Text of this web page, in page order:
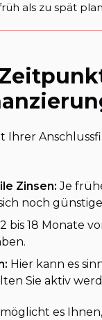
als zu spät
Ihrer
Zinsen: Je
noch
bis 18 Monate
Hier kann es
Sie aktiv
es